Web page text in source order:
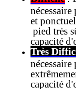
et
pied très
capacité
Très
capacité